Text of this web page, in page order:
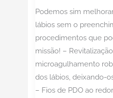
Podemos sim
lábios sem o
procedimentos que
missão! –
microagulhamento
dos lábios, deixando-
– Fios de PDO ao